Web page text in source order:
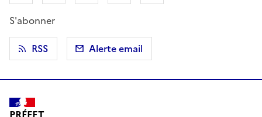
S'abonner
RSS
Alerte email